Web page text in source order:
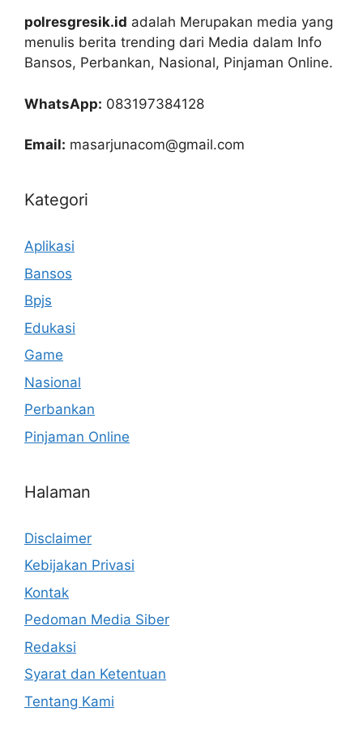
polresgresik.id adalah Merupakan media yang
menulis berita trending dari Media dalam Info
Bansos, Perbankan, Nasional, Pinjaman Online.
WhatsApp: 083197384128
Email: masarjunacom@gmail.com
Kategori
Aplikasi
Bansos
Bpjs
Edukasi
Game
Nasional
Perbankan
Pinjaman Online
Halaman
Disclaimer
Kebijakan Privasi
Kontak
Pedoman Media Siber
Redaksi
Syarat dan Ketentuan
Tentang Kami